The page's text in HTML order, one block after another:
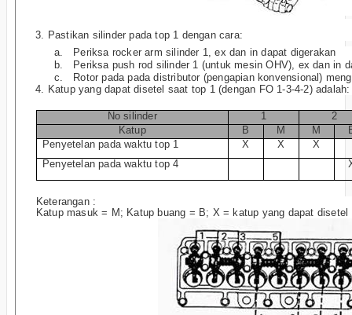
Pastikan silinder pada top 1 dengan cara:
a.
Periksa rocker arm silinder 1, ex dan in dapat digerakan
b.
Periksa push rod silinder 1 (untuk mesin OHV), ex dan in
c.
Rotor pada pada distributor (pengapian konvensional)
Katup yang dapat disetel saat top 1 (dengan FO 1-3-4-2) adalah:
No silinder 1
2
Katup
B M M
Penyetelan pada waktu top 1
X X
X
Penyetelan pada waktu top 4
Keterangan :
Katup masuk = M; Katup buang = B; X = katup yang dapat disetel